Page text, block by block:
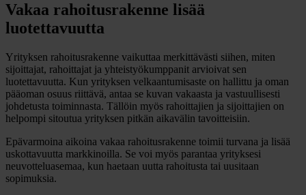
Vakaa rahoitusrakenne lisää
luotettavuutta
Yrityksen rahoitusrakenne vaikuttaa merkittävästi siihen, miten
sijoittajat, rahoittajat ja yhteistyökumppanit arvioivat sen
luotettavuutta. Kun yrityksen velkaantumisaste on hallittu ja oman
pääoman osuus riittävä, antaa se kuvan vakaasta ja vastuullisesti
johdetusta toiminnasta. Tällöin myös rahoittajien ja sijoittajien on
helpompi sitoutua yrityksen pitkän aikavälin tavoitteisiin.
Epävarmoina aikoina vakaa rahoitusrakenne toimii turvana ja lisää
uskottavuutta markkinoilla. Se voi myös parantaa yrityksesi
neuvotteluasemaa, kun haetaan uutta rahoitusta tai uusitaan
sopimuksia.